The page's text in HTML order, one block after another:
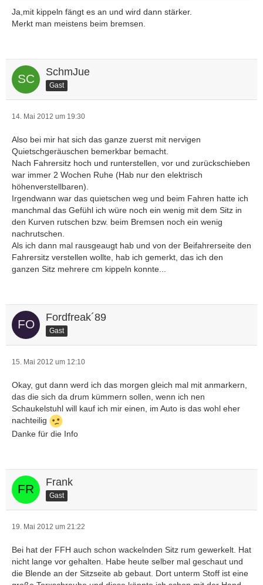
Ja,mit kippeln fängt es an und wird dann stärker.
Merkt man meistens beim bremsen.
SchmJue
Gast
14. Mai 2012 um 19:30
Also bei mir hat sich das ganze zuerst mit nervigen
Quietschgeräuschen bemerkbar bemacht.
Nach Fahrersitz hoch und runterstellen, vor und zurückschieben
war immer 2 Wochen Ruhe (Hab nur den elektrisch
höhenverstellbaren).
Irgendwann war das quietschen weg und beim Fahren hatte ich
manchmal das Gefühl ich würe noch ein wenig mit dem Sitz in
den Kurven rutschen bzw. beim Bremsen noch ein wenig
nachrutschen.
Als ich dann mal rausgeaugt hab und von der Beifahrerseite den
Fahrersitz verstellen wollte, hab ich gemerkt, das ich den
ganzen Sitz mehrere cm kippeln konnte...
Fordfreak´89
Gast
15. Mai 2012 um 12:10
Okay, gut dann werd ich das morgen gleich mal mit anmarkern,
das die sich da drum kümmern sollen, wenn ich nen
Schaukelstuhl will kauf ich mir einen, im Auto is das wohl eher
nachteilig
Danke für die Info
Frank
Gast
19. Mai 2012 um 21:22
Bei hat der FFH auch schon wackelnden Sitz rum gewerkelt. Hat
nicht lange vor gehalten. Habe heute selber mal geschaut und
die Blende an der Sitzseite ab gebaut. Dort unterm Stoff ist eine